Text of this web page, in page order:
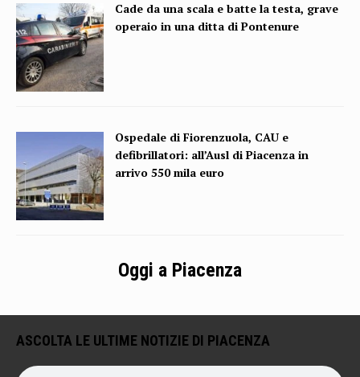
Cade da una scala e batte la testa, grave
operaio in una ditta di Pontenure
Ospedale di Fiorenzuola, CAU e
defibrillatori: all’Ausl di Piacenza in
arrivo 550 mila euro
Oggi a Piacenza
ASCOLTA LE ULTIME NOTIZIE DI PIACENZA